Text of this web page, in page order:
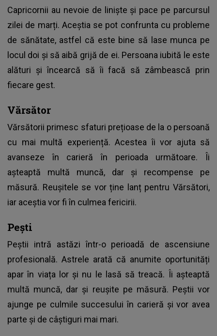
Capricornii au nevoie de liniște și pace pe parcursul
zilei de marți. Aceștia se pot confrunta cu probleme
de sănătate, astfel că este bine să lase munca pe
locul doi și să aibă grijă de ei. Persoana iubită le este
alături și încearcă să îi facă să zâmbească prin
fiecare gest.
Vărsător
Vărsătorii primesc sfaturi prețioase de la o persoană
cu mai multă experiență. Acestea îi vor ajuta să
avanseze în carieră în perioada următoare. Îi
așteaptă multă muncă, dar și recompense pe
măsură. Reușitele se vor ține lanț pentru Vărsători,
iar aceștia vor fi în culmea fericirii.
Pești
Peștii intră astăzi într-o perioadă de ascensiune
profesională. Astrele arată că anumite oportunități
apar în viața lor și nu le lasă să treacă. Îi așteaptă
multă muncă, dar și reușite pe măsură. Peștii vor
ajunge pe culmile succesului în carieră și vor avea
parte și de câștiguri mai mari.